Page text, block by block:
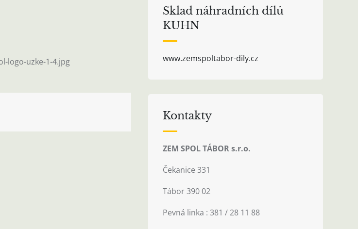
logo-uzke-1-4.jpg
Sklad náhradních dílů
KUHN
www.zemspoltabor-dily.cz
Kontakty
ZEM SPOL TÁBOR s.r.o.
Čekanice 331
Tábor 390 02
Pevná linka : 381 / 28 11 88